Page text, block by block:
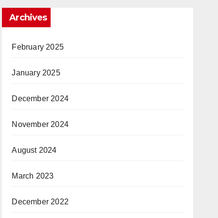
Archives
February 2025
January 2025
December 2024
November 2024
August 2024
March 2023
December 2022